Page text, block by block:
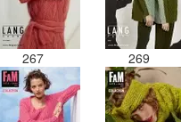
267 269